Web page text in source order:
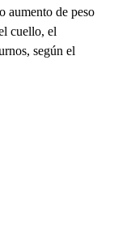
aumento de peso
cuello, el
según el